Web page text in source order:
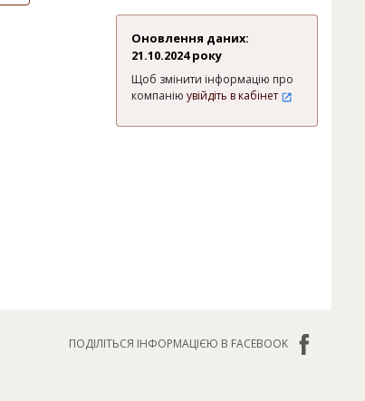
Оновлення даних:
21.10.2024 року
Щоб змінити інформацію про
компанію увійдіть в кабінет
ПОДІЛІТЬСЯ ІНФОРМАЦІЄЮ В FACEBOOK